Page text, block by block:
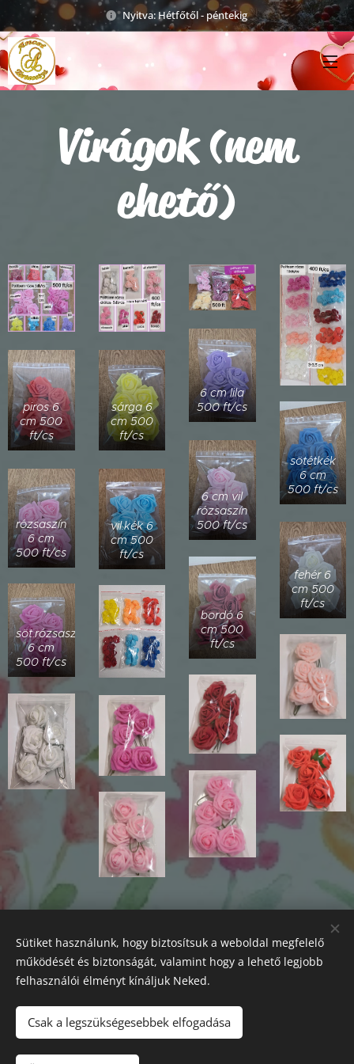
Nyitva: Hétfőtől - péntekig
Virágok (nem
ehető)
6 cm lila
500 ft/cs
piros 6
cm 500
ft/cs
sárga 6
cm 500
ft/cs
sötétkék
6 cm
500 ft/cs
6 cm vil
rózsaszín
500 ft/cs
rózsaszín
6 cm
500 ft/cs
vil.kék 6
cm 500
ft/cs
fehér 6
cm 500
ft/cs
bordó 6
cm 500
ft/cs
söt.rózsaszín
6 cm
500 ft/cs
Tel.:+36309476005
Barna Nándor ev
Sütiket használunk, hogy biztosítsuk a weboldal megfelelő
működését és biztonságát, valamint hogy a lehető legjobb
felhasználói élményt kínáljuk Neked.
Csak a legszükségesebbek elfogadása